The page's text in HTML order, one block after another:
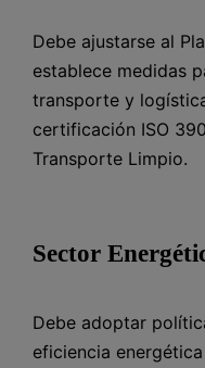
Debe ajustarse al
establece medidas
transporte y
certificación ISO
Transporte Limpio.
Sector
Debe adoptar
eficiencia